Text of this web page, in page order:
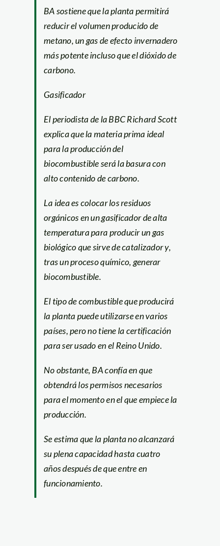
BA sostiene que la planta permitirá
reducir el volumen producido de
metano, un gas de efecto invernadero
más potente incluso que el dióxido de
carbono.
Gasificador
El periodista de la BBC Richard Scott
explica que la materia prima ideal
para la producción del
biocombustible será la basura con
alto contenido de carbono.
La idea es colocar los residuos
orgánicos en un gasificador de alta
temperatura para producir un gas
biológico que sirve de catalizador y,
tras un proceso químico, generar
biocombustible.
El tipo de combustible que producirá
la planta puede utilizarse en varios
países, pero no tiene la certificación
para ser usado en el Reino Unido.
No obstante, BA confía en que
obtendrá los permisos necesarios
para el momento en el que empiece la
producción.
Se estima que la planta no alcanzará
su plena capacidad hasta cuatro
años después de que entre en
funcionamiento.